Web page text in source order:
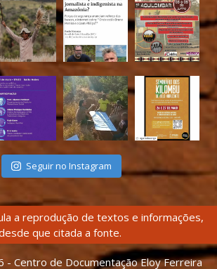
Seguir no Instagram
a reprodução de textos e informações,
que citada a fonte.
Centro de Documentação Eloy Ferreira